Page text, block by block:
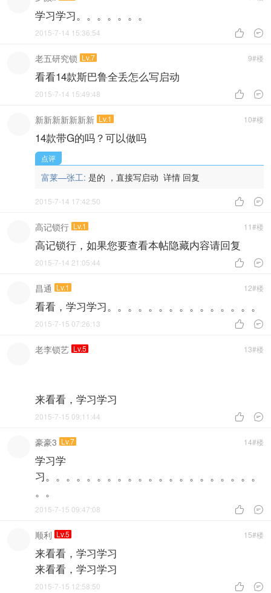
学习学习。。。。。。。
 
2015-7-14 15:36:54
9#楼
老五研究锁 Lv.7
看看14款斯巴鲁全丢怎么写启动
 
2015-7-14 15:49:48
10#楼
新新新新新新新 Lv.1
14款带G的吗？可以做吗
点评
富莱—张工: 是的 ，直接写启动 详情 回复
 
2015-7-14 17:42:50
11#楼
高记锁行 Lv.1
高记锁行，如果您要查看本帖隐藏内容请回复
 
2015-7-14 21:05:44
12#楼
昌通 Lv.1
看看，学习学习。。。。。。。。。。。。。。。
 
2015-7-15 07:26:13
13#楼
老李锁艺 Lv.5
来看看，学习学习
 
2015-7-15 09:11:44
14#楼
豪豪3 Lv.7
学习学
习。。。。。。。。。。。。。。。。。。。。。
。。
 
2015-7-15 09:47:08
15#楼
顺利 Lv.5
来看看，学习学习
来看看，学习学习
 
2015-7-15 12:58:50